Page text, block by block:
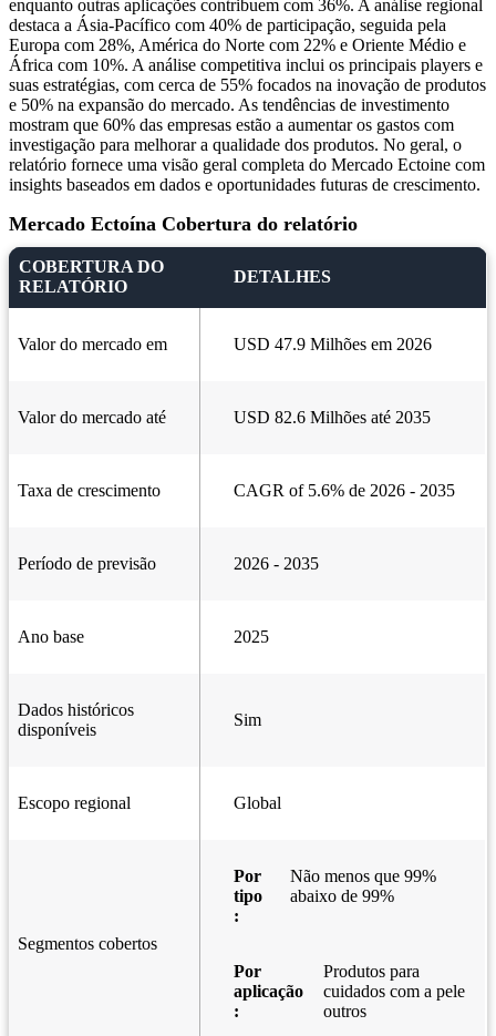
enquanto outras aplicações contribuem com 36%. A análise regional
destaca a Ásia-Pacífico com 40% de participação, seguida pela
Europa com 28%, América do Norte com 22% e Oriente Médio e
África com 10%. A análise competitiva inclui os principais players e
suas estratégias, com cerca de 55% focados na inovação de produtos
e 50% na expansão do mercado. As tendências de investimento
mostram que 60% das empresas estão a aumentar os gastos com
investigação para melhorar a qualidade dos produtos. No geral, o
relatório fornece uma visão geral completa do Mercado Ectoine com
insights baseados em dados e oportunidades futuras de crescimento.
Mercado Ectoína Cobertura do relatório
COBERTURA DO
RELATÓRIO
DETALHES
Valor do mercado em USD 47.9 Milhões em 2026
Valor do mercado até USD 82.6 Milhões até 2035
Taxa de crescimento CAGR of 5.6% de 2026 - 2035
Período de previsão 2026 - 2035
Ano base 2025
Dados históricos
disponíveis
Sim
Escopo regional Global
Segmentos cobertos
Por
tipo
:
Não menos que 99%
abaixo de 99%
Por
aplicação
:
Produtos para
cuidados com a pele
outros